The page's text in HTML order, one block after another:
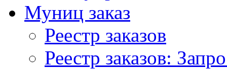
Муниц заказ
Реестр заказов
Реестр заказов: